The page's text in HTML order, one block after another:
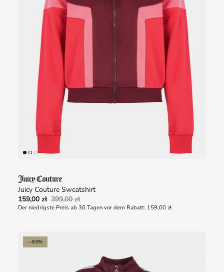
Juicy Couture Sweatshirt
159,00 zł 399,00 zł
Der niedrigste Preis ab 30 Tagen vor dem Rabatt: 159,00 zł
--63%